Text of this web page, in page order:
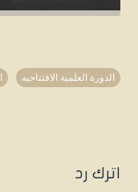
الدورة العلمية الافتتاحيه
اترك رد